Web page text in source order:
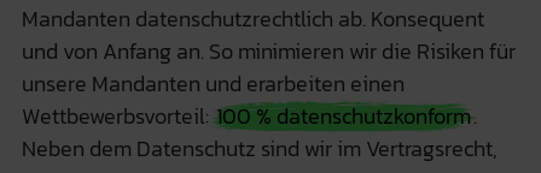
Mandanten datenschutzrechtlich ab. Konsequent
und von Anfang an. So minimieren wir die Risiken für
unsere Mandanten und erarbeiten einen
Wettbewerbsvorteil: 100 % datenschutzkonform.
Neben dem Datenschutz sind wir im Vertragsrecht,